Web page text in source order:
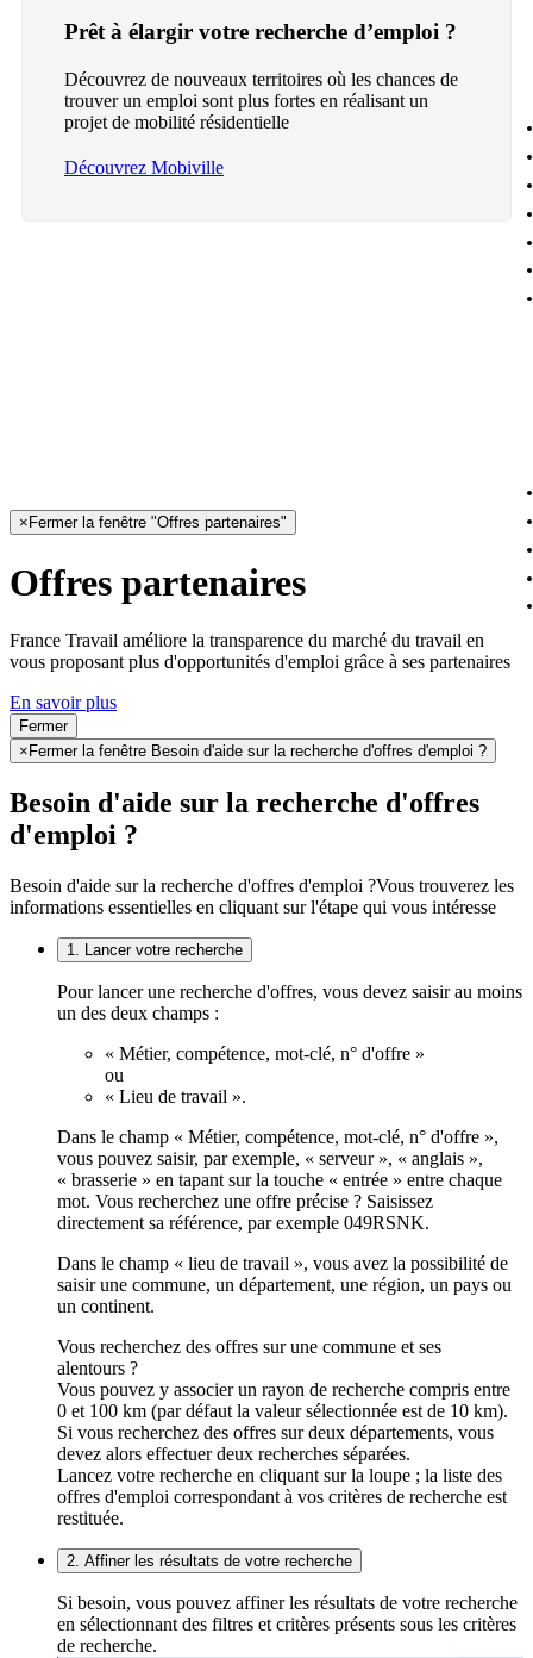
Prêt à élargir votre recherche d’emploi ?
Découvrez de nouveaux territoires où les chances de
trouver un emploi sont plus fortes en réalisant un
projet de mobilité résidentielle
Découvrez Mobiville
× Fermer la fenêtre "Offres partenaires"
Offres partenaires
France Travail améliore la transparence du marché du travail en
vous proposant plus d'opportunités d'emploi grâce à ses partenaires
En savoir plus
Fermer
× Fermer la fenêtre Besoin d'aide sur la recherche d'offres d'emploi ?
Besoin d'aide sur la recherche d'offres
d'emploi ?
Besoin d'aide sur la recherche d'offres d'emploi ?Vous trouverez les
informations essentielles en cliquant sur l'étape qui vous intéresse
1. Lancer votre recherche
Pour lancer une recherche d'offres, vous devez saisir au moins
un des deux champs :
« Métier, compétence, mot-clé, n° d'offre »
ou
« Lieu de travail ».
Dans le champ « Métier, compétence, mot-clé, n° d'offre »,
vous pouvez saisir, par exemple, « serveur », « anglais »,
« brasserie » en tapant sur la touche « entrée » entre chaque
mot. Vous recherchez une offre précise ? Saisissez
directement sa référence, par exemple 049RSNK.
Dans le champ « lieu de travail », vous avez la possibilité de
saisir une commune, un département, une région, un pays ou
un continent.
Vous recherchez des offres sur une commune et ses
alentours ?
Vous pouvez y associer un rayon de recherche compris entre
0 et 100 km (par défaut la valeur sélectionnée est de 10 km).
Si vous recherchez des offres sur deux départements, vous
devez alors effectuer deux recherches séparées.
Lancez votre recherche en cliquant sur la loupe ; la liste des
offres d'emploi correspondant à vos critères de recherche est
restituée.
2. Affiner les résultats de votre recherche
Si besoin, vous pouvez affiner les résultats de votre recherche
en sélectionnant des filtres et critères présents sous les critères
de recherche.